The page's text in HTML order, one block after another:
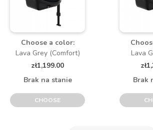
Choose a color:
Lava Grey (Comfort)
zł1,199.00
Brak na stanie
CHOOSE
Lava
Brak